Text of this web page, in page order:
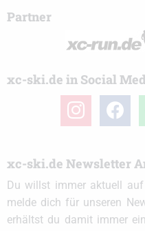
Partner
xc-ski.de in Social
instagramfacebook
xc-ski.de Newsletter
Du willst immer aktuell
melde dich für unseren
erhältst du damit immer